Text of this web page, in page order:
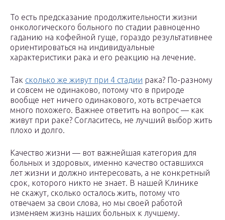
То есть предсказание продолжительности жизни
онкологического больного по стадии равноценно
гаданию на кофейной гуще, гораздо результативнее
ориентироваться на индивидуальные
характеристики рака и его реакцию на лечение.
Так сколько же живут при 4 стадии рака? По-разному
и совсем не одинаково, потому что в природе
вообще нет ничего одинакового, хоть встречается
много похожего. Важнее ответить на вопрос — как
живут при раке? Согласитесь, не лучший выбор жить
плохо и долго.
Качество жизни — вот важнейшая категория для
больных и здоровых, именно качество оставшихся
лет жизни и должно интересовать, а не конкретный
срок, которого никто не знает. В нашей Клинике
не скажут, сколько осталось жить, потому что
отвечаем за свои слова, но мы своей работой
изменяем жизнь наших больных к лучшему.